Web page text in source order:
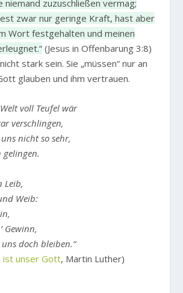
niemand zuzuschließen vermag;
zwar nur geringe Kraft, hast aber
Wort festgehalten und meinen
(Jesus in Offenbarung 3:8)
stark sein. Sie „müssen“ nur an
glauben und ihm vertrauen.
voll Teufel wär
verschlingen,
nicht so sehr,
gelingen.
Leib,
Weib:
Gewinn,
doch bleiben.“
ist unser Gott, Martin Luther)